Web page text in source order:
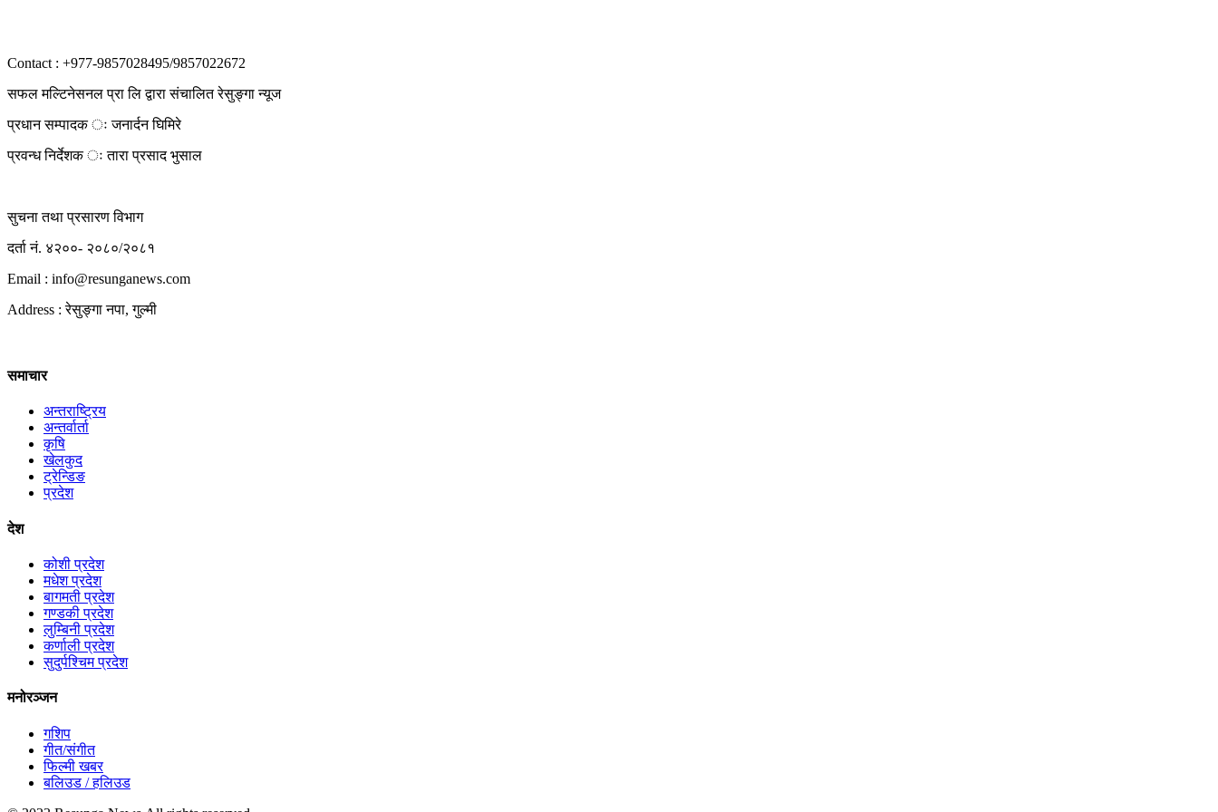
Contact : +977-9857028495/9857022672
सफल मल्टिनेसनल प्रा लि द्वारा संचालित रेसुङ्गा न्यूज
प्रधान सम्पादक ः जनार्दन घिमिरे
प्रवन्ध निर्देशक ः तारा प्रसाद भुसाल
सुचना तथा प्रसारण विभाग
दर्ता नं. ४२००- २०८०/२०८१
Email : info@resunganews.com
Address : रेसुङ्गा नपा, गुल्मी
समाचार
अन्तराष्ट्रिय
अन्तर्वार्ता
कृषि
खेलकुद
ट्रेन्डिङ
प्रदेश
देश
कोशी प्रदेश
मधेश प्रदेश
बागमती प्रदेश
गण्डकी प्रदेश
लुम्बिनी प्रदेश
कर्णाली प्रदेश
सुदुर्पश्चिम प्रदेश
मनोरञ्जन
गशिप
गीत/संगीत
फिल्मी खबर
बलिउड / हलिउड